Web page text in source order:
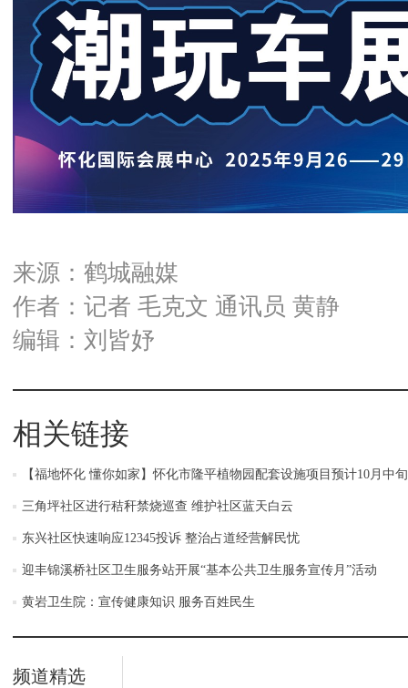
来源：鹤城融媒
作者：记者 毛克文 通讯员 黄静
编辑：刘皆妤
相关链接
【福地怀化 懂你如家】怀化市隆平植物园配套设施项目预计10月中
三角坪社区进行秸秆禁烧巡查 维护社区蓝天白云
东兴社区快速响应12345投诉 整治占道经营解民忧
迎丰锦溪桥社区卫生服务站开展“基本公共卫生服务宣传月”活动
黄岩卫生院：宣传健康知识 服务百姓民生
频道精选